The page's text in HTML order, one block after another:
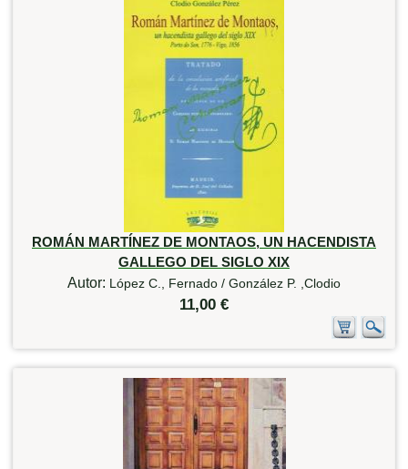
ROMÁN MARTÍNEZ DE MONTAOS, UN HACENDISTA
GALLEGO DEL SIGLO XIX
Autor: López C., Fernado / González P. ,Clodio
11,00 €